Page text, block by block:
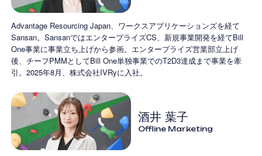
Advantage Resourcing Japan、ワークスアプリケーションズを経て
Sansan。SansanではエンタープライズCS、新規事業開発を経てBill
One事業に事業立ち上げから参画。エンタープライズ営業部立上げ
後、チーフPMMとしてBill One単独事業でのT2D3達成まで事業を牽
引。2025年8月、株式会社IVRyに入社。
酒井 葉子
Offline Marketing